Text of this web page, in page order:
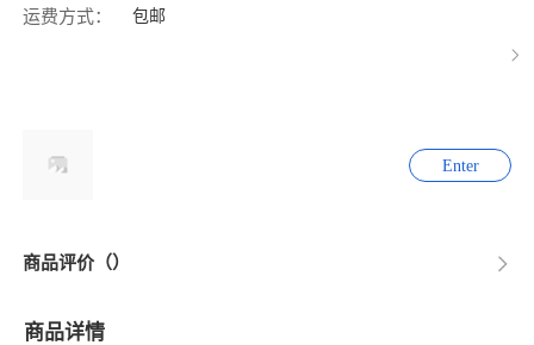
运费方式： 包邮
Enter
商品评价（）
商品详情